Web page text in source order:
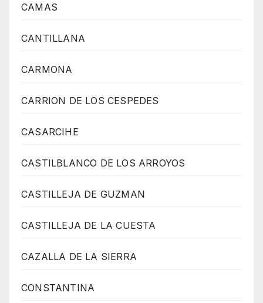
CAMAS
CANTILLANA
CARMONA
CARRION DE LOS CESPEDES
CASARCIHE
CASTILBLANCO DE LOS ARROYOS
CASTILLEJA DE GUZMAN
CASTILLEJA DE LA CUESTA
CAZALLA DE LA SIERRA
CONSTANTINA